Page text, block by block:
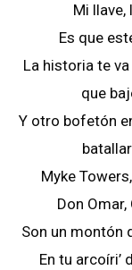
Mi llave,
Es que
La historia te va
que
Y otro bofetón
Myke
Don
Son un montón
En tu arcoíri’